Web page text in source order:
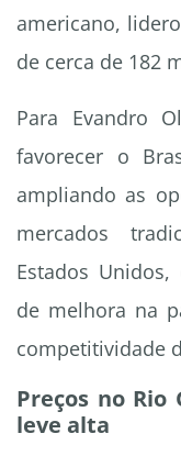
americano,
de cerca de 182
Para Evandro
favorecer o
ampliando as
mercados
Estados
de melhora na
competitividade
Preços no Rio
leve alta